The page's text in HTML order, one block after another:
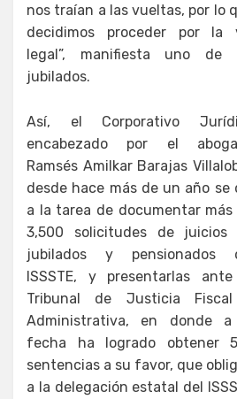
nos traían a las vueltas, por lo
decidimos proceder por la
legal”, manifiesta uno de
jubilados.
Así, el Corporativo
encabezado por el
Ramsés Amilkar Barajas
desde hace más de un año se
a la tarea de documentar más
3,500 solicitudes de juicios
jubilados y pensionados
ISSSTE, y presentarlas
Tribunal de Justicia
Administrativa, en donde
fecha ha logrado obtener
sentencias a su favor, que
a la delegación estatal del